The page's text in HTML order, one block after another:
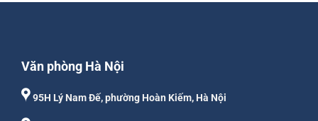
Văn phòng Hà Nội
95H Lý Nam Đế, phường Hoàn Kiếm, Hà Nội